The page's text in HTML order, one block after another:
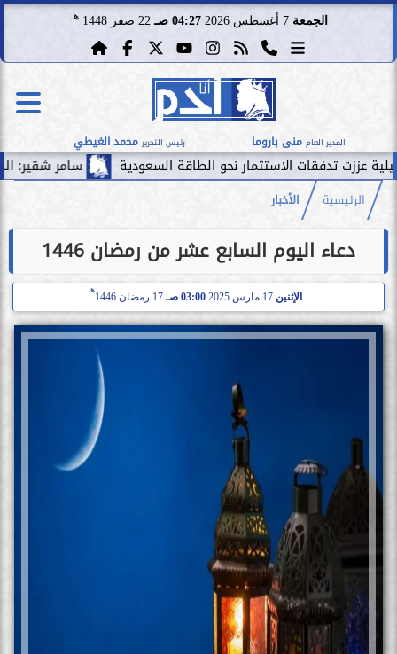
الجمعة 7 أغسطس 2026 04:27 صـ 22 صفر 1448 هـ
المدير العام منى باروما رئيس التحرير محمد الغيطي
سامر شقير: الممرات الاستثمار نحو الطاقة السعودية
الرئيسية الأخبار
دعاء اليوم السابع عشر من رمضان 1446
الإثنين 03:00 صـ 17 رمضان 1446
هـ